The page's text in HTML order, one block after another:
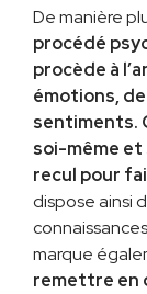
De manière
procédé
procède à
émotions,
sentiments.
soi-même et
recul pour
dispose ainsi
marque
remettre en